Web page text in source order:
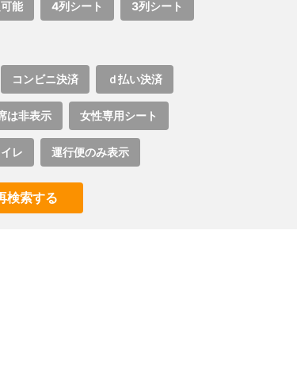
能 4列シート 3列シート
コンビニ決済 ｄ払い決済
は非表示 女性専用シート
イレ 運行便のみ表示
検索する